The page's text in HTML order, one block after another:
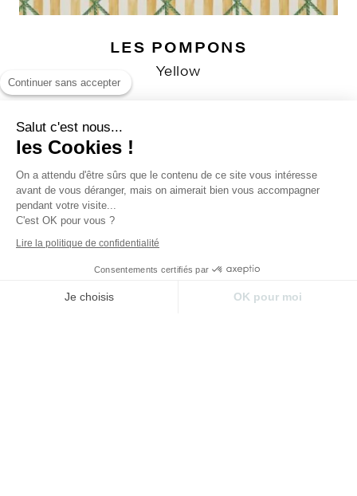
LES POMPONS
Yellow
Continuer sans accepter
Salut c'est nous...
les Cookies !
On a attendu d'être sûrs que le contenu de ce site vous intéresse
avant de vous déranger, mais on aimerait bien vous accompagner
pendant votre visite...
C'est OK pour vous ?
Lire la politique de confidentialité
Consentements certifiés par
Je choisis OK pour moi